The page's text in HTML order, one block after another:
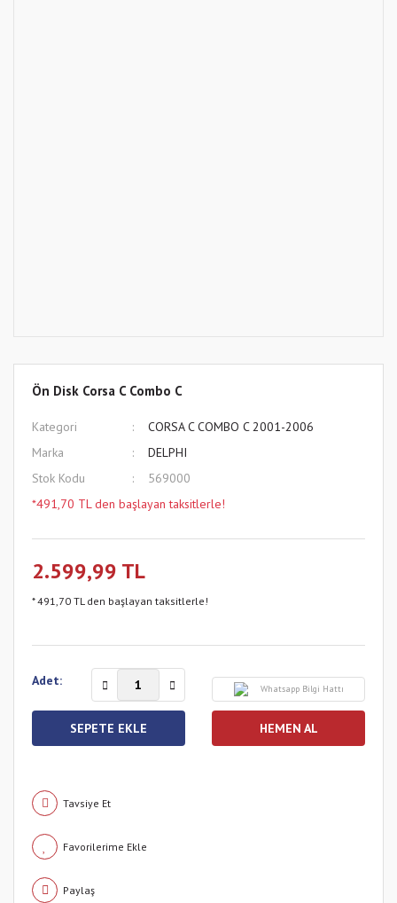
Ön Disk Corsa C Combo C
Kategori
CORSA C COMBO C 2001-2006
Marka
DELPHI
Stok Kodu
569000
*491,70 TL den başlayan taksitlerle!
2.599,99 TL
* 491,70 TL den başlayan taksitlerle!
Adet:
Whatsapp Bilgi Hattı
SEPETE EKLE HEMEN AL
Tavsiye Et
Paylaş